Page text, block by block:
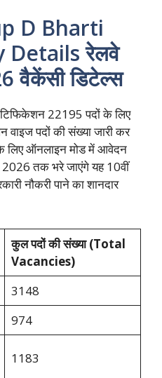
D Bharti
Details रेलवे
वैकेंसी डिटेल्स
22195 पदों के लिए
वाइज पदों की संख्या जारी कर
लिए ऑनलाइन मोड में आवेदन
2026 तक भरे जाएंगे यह 10वीं
नौकरी पाने का शानदार
कुल पदों की संख्या (Total
Vacancies)
3148
974
1183